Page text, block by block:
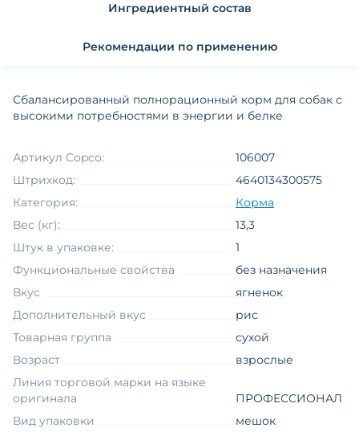
Ингредиентный состав
Рекомендации по применению
Сбалансированный полнорационный корм для собак с
высокими потребностями в энергии и белке
Артикул Copco:
106007
Штрихкод:
4640134300575
Категория:
Корма
Вес (кг):
13,3
Штук в упаковке:
1
Функциональные свойства
без назначения
Вкус
ягненок
Дополнительный вкус
рис
Товарная группа
сухой
Возраст
взрослые
Линия торговой марки на языке
оригинала
ПРОФЕССИОНАЛ
Вид упаковки
мешок